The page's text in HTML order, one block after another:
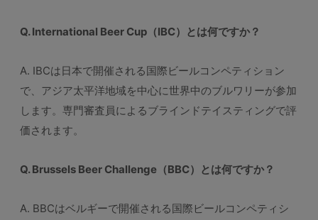
Q. International Beer Cup（IBC）とは何ですか？
A. IBCは日本で開催される国際ビールコンペティション
で、アジア太平洋地域を中心に世界中のブルワリーが参加
します。専門審査員によるブラインドテイスティングで評
価されます。
Q. Brussels Beer Challenge（BBC）とは何ですか？
A. BBCはベルギーで開催される国際ビールコンペティシ